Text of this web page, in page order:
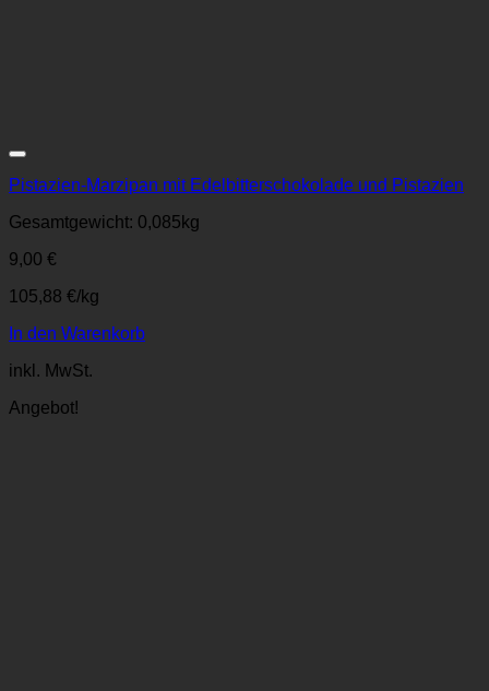
Pistazien-Marzipan mit Edelbitterschokolade und Pistazien
Gesamtgewicht: 0,085 kg
9,00 €
105,88 €/kg
In den Warenkorb
inkl. MwSt.
Angebot!